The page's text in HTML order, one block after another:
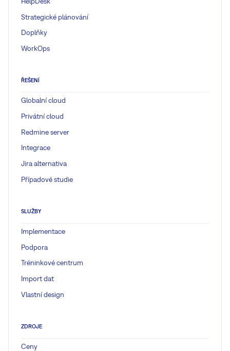
Strategické plánování
Doplňky
WorkOps
ŘEŠENÍ
Globalní cloud
Privátní cloud
Redmine server
Integrace
Jira alternativa
Případové studie
SLUŽBY
Implementace
Podpora
Tréninkové centrum
Import dat
Vlastní design
ZDROJE
Ceny